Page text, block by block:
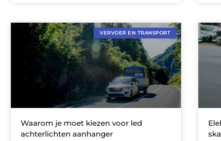
VERVOER EN TRANSPORT
Waarom je moet kiezen voor led
achterlichten aanhanger